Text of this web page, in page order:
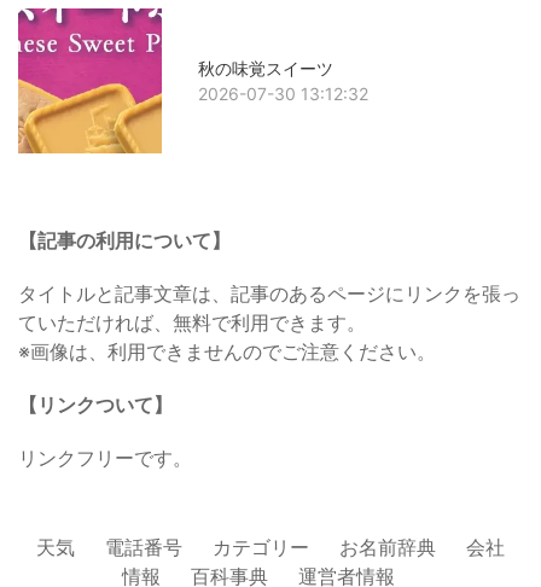
秋の味覚スイーツ
2026-07-30 13:12:32
【記事の利用について】
タイトルと記事文章は、記事のあるページにリンクを張っ
ていただければ、無料で利用できます。
※画像は、利用できませんのでご注意ください。
【リンクついて】
リンクフリーです。
天気 電話番号 カテゴリー お名前辞典
会社
情報
百科事典 運営者情報